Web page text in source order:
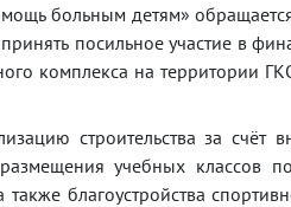
больным детям»
посильное участие в
комплекса на территории
строительства за
учебных классов
благоустройства